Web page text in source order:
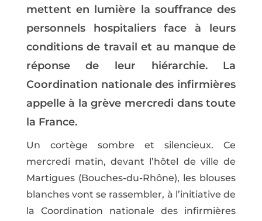
mettent en lumière la souffrance des
personnels hospitaliers face à leurs
conditions de travail et au manque de
réponse de leur hiérarchie. La
Coordination nationale des infirmières
appelle à la grève mercredi dans toute
la France.
Un cortège sombre et silencieux. Ce
mercredi matin, devant l’hôtel de ville de
Martigues (Bouches-du-Rhône), les blouses
blanches vont se rassembler, à l’initiative de
la Coordination nationale des infirmières